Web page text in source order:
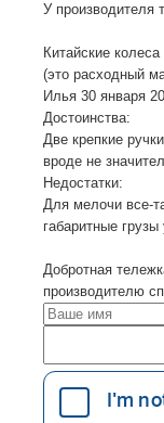
У производителя
Китайские
(это расходный
Илья 30 января
Достоинства:
Две крепкие
вроде не
Недостатки:
Для мелочи все-
габаритные
Добротная
производителю